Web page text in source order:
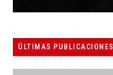
ÚLTIMAS PUBLICACIONES